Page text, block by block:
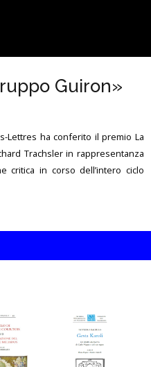
Guiron»
Lettres ha conferito il premio La
Trachsler in rappresentanza
critica in corso dell’intero ciclo